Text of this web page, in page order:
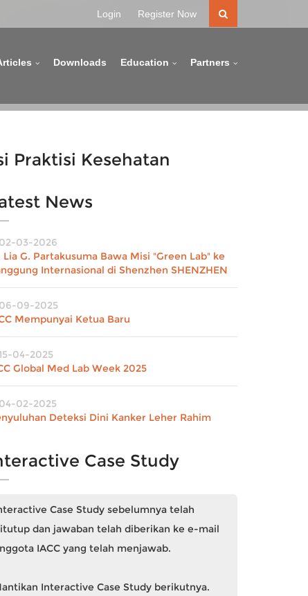
Login Register Now
Downloads Education Partners
Praktisi Kesehatan
News
02-03-2026
Lia G. Partakusuma Bawa Misi "Green Lab" ke
Internasional di Shenzhen SHENZHEN
06-09-2025
Mempunyai Ketua Baru
04-2025
Global Med Lab Week 2025
04-02-2025
Deteksi Dini Kanker Leher Rahim
Case Study
Case Study sebelumnya telah
dan jawaban telah diberikan ke e-mail
IACC yang telah menjawab.
Interactive Case Study berikutnya.